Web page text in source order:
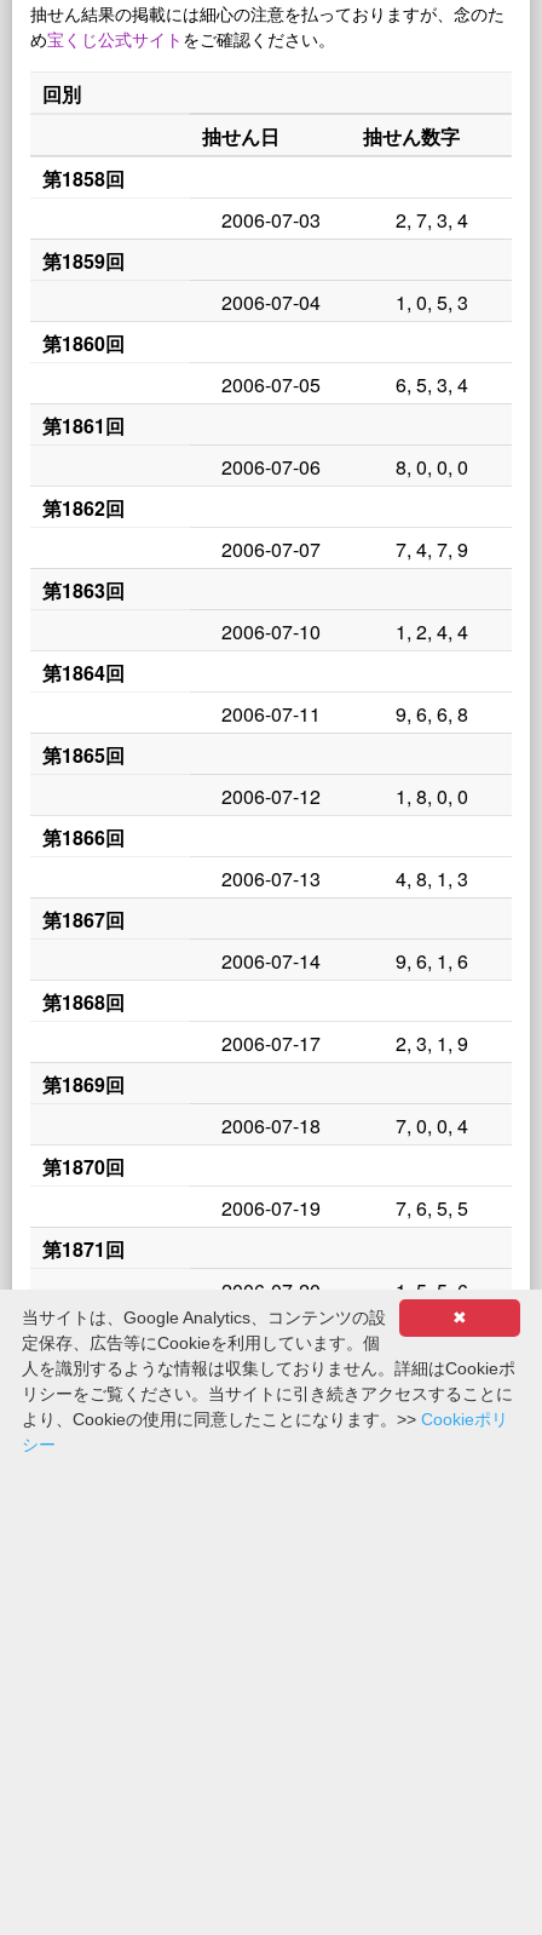
抽せん結果の掲載には細心の注意を払っておりますが、念のた
め宝くじ公式サイト をご確認ください。
回別
抽せん日
抽せん数字
第1858回
2006-07-03
2, 7, 3, 4
第1859回
2006-07-04
1, 0, 5, 3
第1860回
2006-07-05
6, 5, 3, 4
第1861回
2006-07-06
8, 0, 0, 0
第1862回
2006-07-07
7, 4, 7, 9
第1863回
2006-07-10
1, 2, 4, 4
第1864回
2006-07-11
9, 6, 6, 8
第1865回
2006-07-12
1, 8, 0, 0
第1866回
2006-07-13
4, 8, 1, 3
第1867回
2006-07-14
9, 6, 1, 6
第1868回
2006-07-17
2, 3, 1, 9
第1869回
2006-07-18
7, 0, 0, 4
第1870回
2006-07-19
7, 6, 5, 5
第1871回
2006-07-20
1, 5, 5, 6
第1872回
2006-07-21
9, 2, 1, 7
第1873回
✖
当サイトは、Google Analytics、コンテンツの設
定保存、広告等にCookieを利用しています。個
人を識別するような情報は収集しておりません。詳細はCookieポ
リシーをご覧ください。当サイトに引き続きアクセスすることに
より、Cookieの使用に同意したことになります。>> Cookieポリ
シー